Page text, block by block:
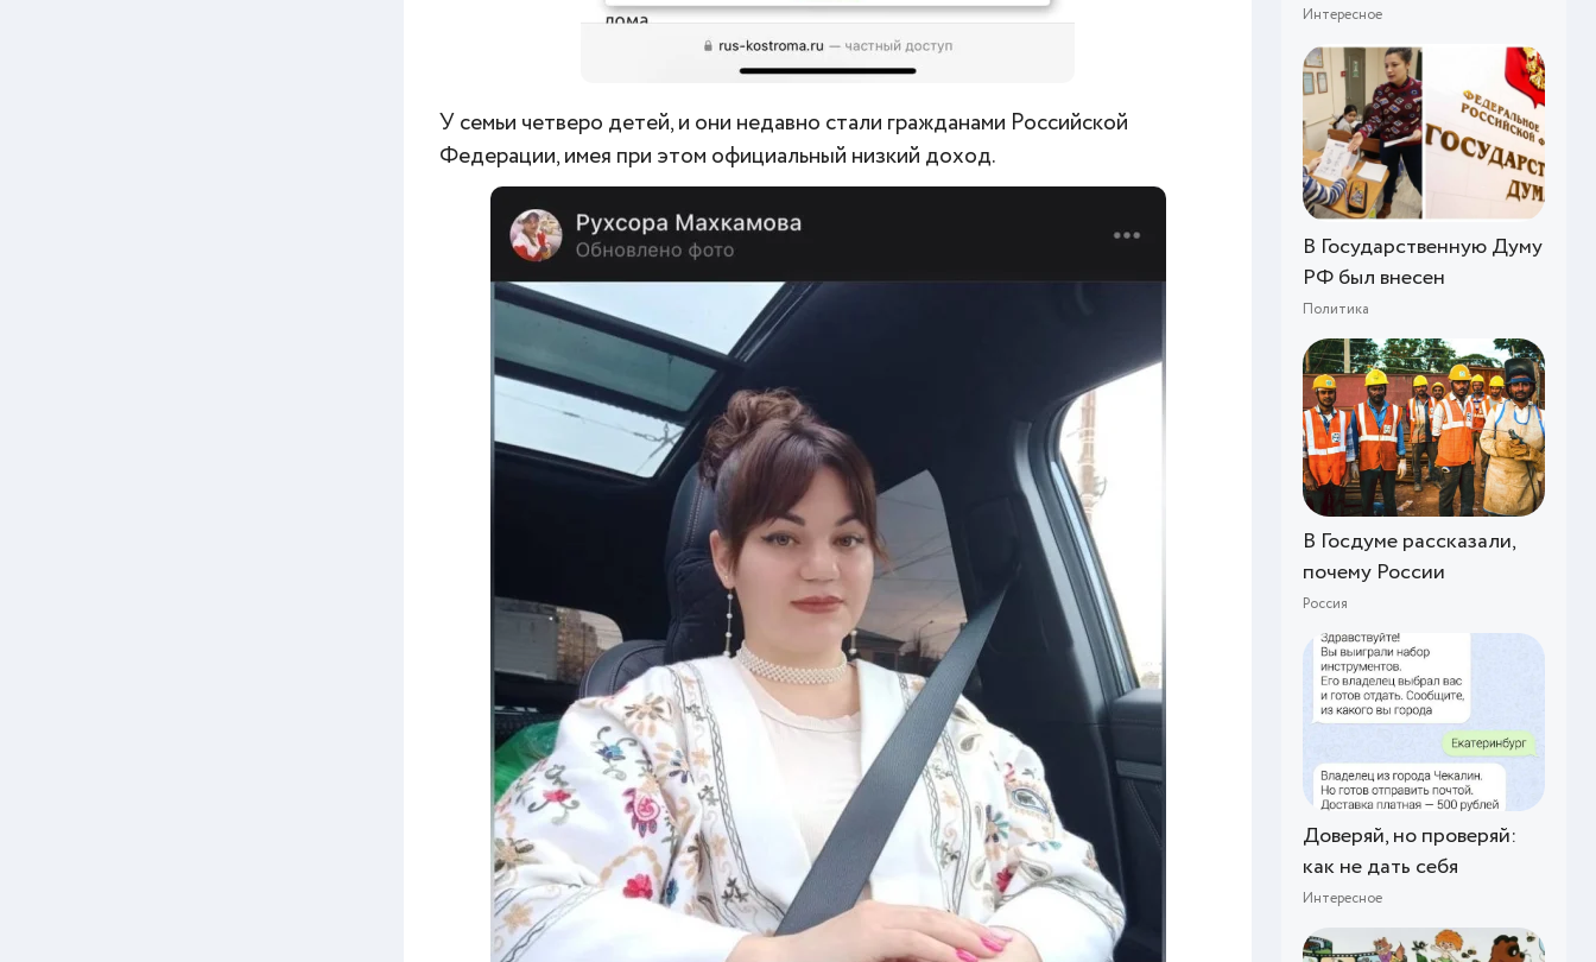
Интересное
В Государственную Думу
РФ был внесен
Политика
В Госдуме рассказали,
почему России
Россия
Доверяй, но проверяй:
как не дать себя
Интересное
У семьи четверо детей, и они недавно стали гражданами Российской
Федерации, имея при этом официальный низкий доход.